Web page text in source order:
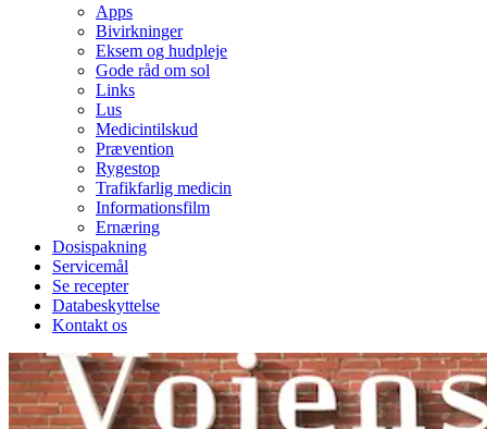
Apps
Bivirkninger
Eksem og hudpleje
Gode råd om sol
Links
Lus
Medicintilskud
Prævention
Rygestop
Trafikfarlig medicin
Informationsfilm
Ernæring
Dosispakning
Servicemål
Se recepter
Databeskyttelse
Kontakt os